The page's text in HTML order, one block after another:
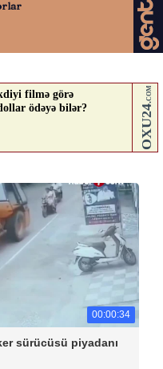
00:00:34
sürücüsü piyadanı